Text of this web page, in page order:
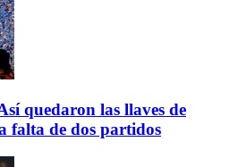
quedaron las llaves de
falta de dos partidos